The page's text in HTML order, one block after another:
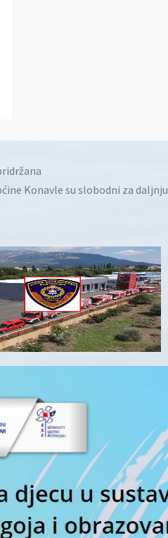
Konavle su slobodni za daljnju